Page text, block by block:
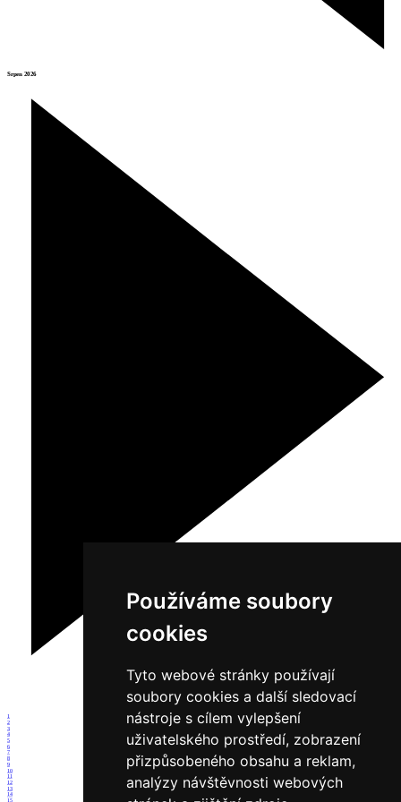
Používáme soubory
cookies
Tyto webové stránky používají
soubory cookies a další sledovací
nástroje s cílem vylepšení
uživatelského prostředí, zobrazení
přizpůsobeného obsahu a reklam,
analýzy návštěvnosti webových
Srpen 2026
1
2
3
4
5
6
7
8
9
10
11
12
13
14
15